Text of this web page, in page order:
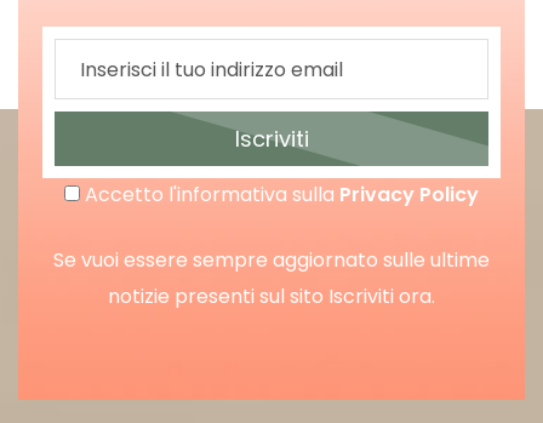
Iscriviti
Accetto l'informativa sulla Privacy Policy
Se vuoi essere sempre aggiornato sulle ultime
notizie presenti sul sito Iscriviti ora.